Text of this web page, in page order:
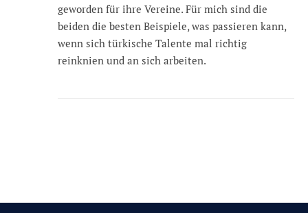
geworden für ihre Vereine. Für mich sind die
beiden die besten Beispiele, was passieren kann,
wenn sich türkische Talente mal richtig
reinknien und an sich arbeiten.